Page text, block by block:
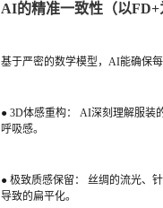
AI的精准一致性（以FD+
基于严密的数学模型，AI能确保
● 3D体感重构： AI深刻理解服装
呼吸感。
● 极致质感保留： 丝绸的流光、
导致的扁平化。